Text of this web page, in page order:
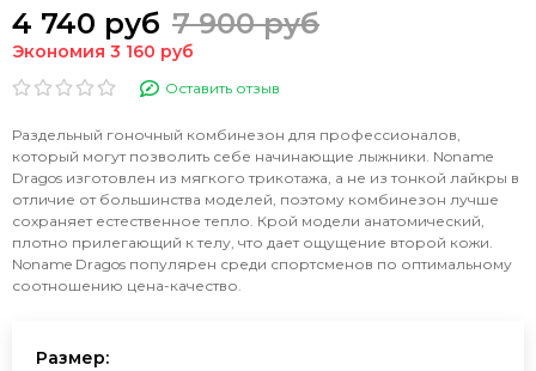
4 740 руб 7 900 руб
Экономия 3 160 руб
Оставить отзыв
Раздельный гоночный комбинезон для профессионалов,
который могут позволить себе начинающие лыжники. Noname
Dragos изготовлен из мягкого трикотажа, а не из тонкой лайкры в
отличие от большинства моделей, поэтому комбинезон лучше
сохраняет естественное тепло. Крой модели анатомический,
плотно прилегающий к телу, что дает ощущение второй кожи.
Noname Dragos популярен среди спортсменов по оптимальному
соотношению цена-качество.
Размер: